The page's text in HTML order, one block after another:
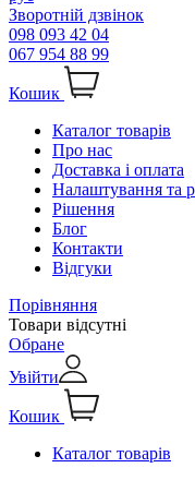
Зворотній дзвінок
098 093 42 04
067 954 88 99
Кошик
Каталог товарів
Про нас
Доставка і оплата
Налаштування та
Рішення
Блог
Контакти
Відгуки
Порівняння
Товари відсутні
Обране
Увійти
Кошик
Каталог товарів